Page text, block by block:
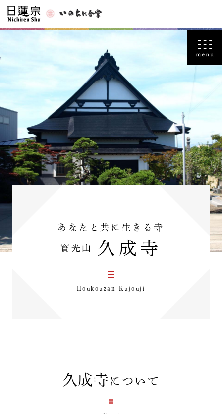
あなたと共に生きる寺
寳光山 久成寺
Houkouzan Kujouji
久成寺 について